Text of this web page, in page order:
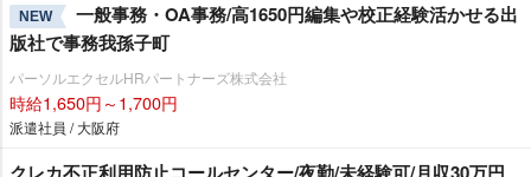
NEW
一般事務・OA事務/高1650円編集や校正経験活かせる出
版社で事務我孫子町
パーソルエクセルHRパートナーズ株式会社
時給1,650円～1,700円
派遣社員 / 大阪府